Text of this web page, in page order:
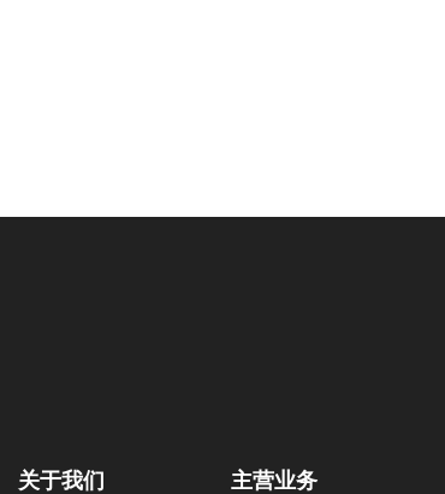
关于我们 主营业务